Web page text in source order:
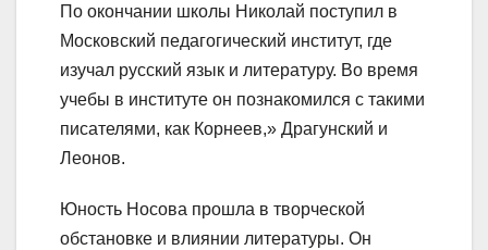
По окончании школы Николай поступил в
Московский педагогический институт, где
изучал русский язык и литературу. Во время
учебы в институте он познакомился с такими
писателями, как Корнеев,» Драгунский и
Леонов.
Юность Носова прошла в творческой
обстановке и влиянии литературы. Он